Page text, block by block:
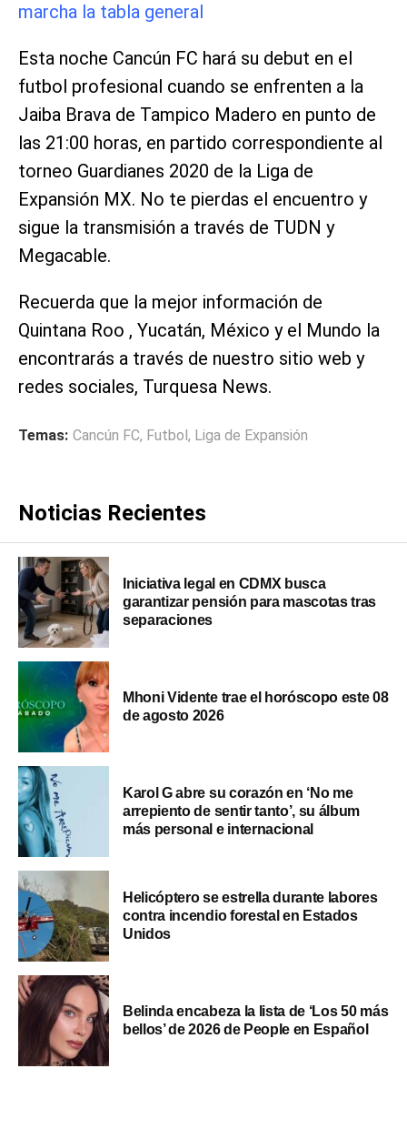
marcha la tabla general
Esta noche Cancún FC hará su debut en el
futbol profesional cuando se enfrenten a la
Jaiba Brava de Tampico Madero en punto de
las 21:00 horas, en partido correspondiente al
torneo Guardianes 2020 de la Liga de
Expansión MX. No te pierdas el encuentro y
sigue la transmisión a través de TUDN y
Megacable.
Recuerda que la mejor información de
Quintana Roo , Yucatán, México y el Mundo la
encontrarás a través de nuestro sitio web y
redes sociales, Turquesa News.
Temas: Cancún FC, Futbol , Liga de Expansión
Noticias Recientes
Iniciativa legal en CDMX busca
garantizar pensión para mascotas tras
separaciones
Mhoni Vidente trae el horóscopo este 08
de agosto 2026
Karol G abre su corazón en ‘No me
arrepiento de sentir tanto’, su álbum
más personal e internacional
Helicóptero se estrella durante labores
contra incendio forestal en Estados
Unidos
Belinda encabeza la lista de ‘Los 50 más
bellos’ de 2026 de People en Español